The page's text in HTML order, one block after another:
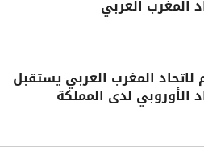
المغرب العربي
لاتحاد المغرب العربي يستقبل
الأوروبي لدى المملكة